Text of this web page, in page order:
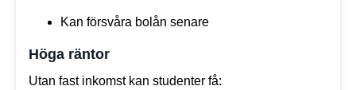
Kan försvåra bolån senare
Höga räntor
Utan fast inkomst kan studenter få: